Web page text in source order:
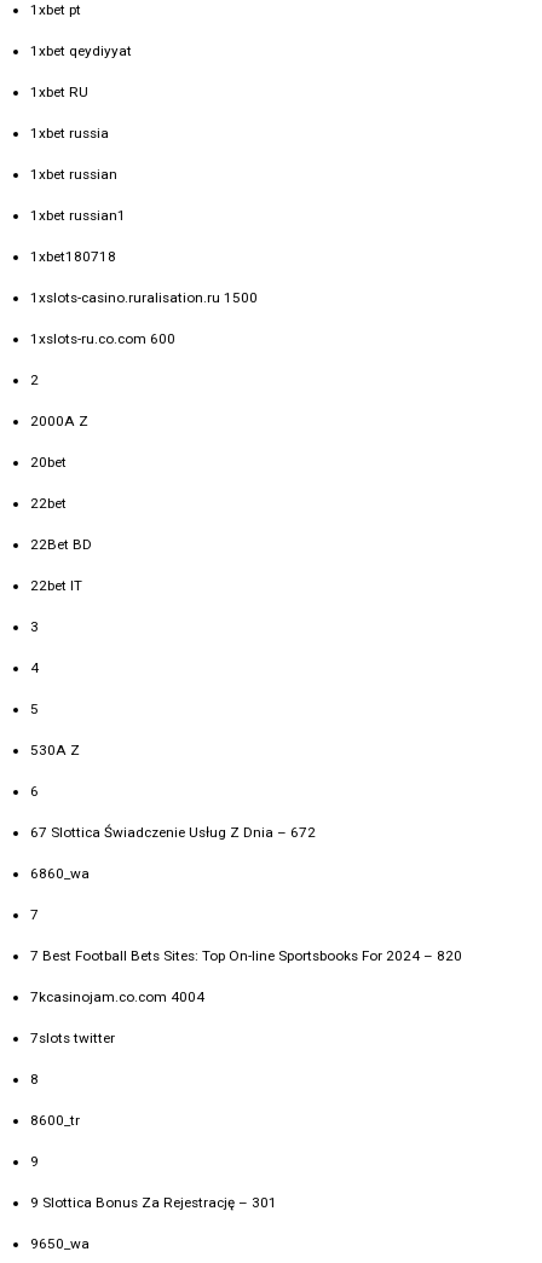
1xbet pt
1xbet qeydiyyat
1xbet RU
1xbet russia
1xbet russian
1xbet russian1
1xbet180718
1xslots-casino.ruralisation.ru 1500
1xslots-ru.co.com 600
2
2000A Z
20bet
22bet
22Bet BD
22bet IT
3
4
5
530A Z
6
67 Slottica Świadczenie Usług Z Dnia – 672
6860_wa
7
7 Best Football Bets Sites: Top On-line Sportsbooks For 2024 – 820
7kcasinojam.co.com 4004
7slots twitter
8
8600_tr
9
9 Slottica Bonus Za Rejestrację – 301
9650_wa